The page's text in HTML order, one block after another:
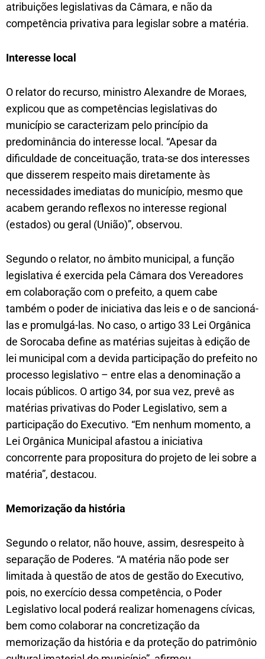
atribuições legislativas da Câmara, e não da
competência privativa para legislar sobre a matéria.
Interesse local
O relator do recurso, ministro Alexandre de Moraes,
explicou que as competências legislativas do
município se caracterizam pelo princípio da
predominância do interesse local. “Apesar da
dificuldade de conceituação, trata-se dos interesses
que disserem respeito mais diretamente às
necessidades imediatas do município, mesmo que
acabem gerando reflexos no interesse regional
(estados) ou geral (União)”, observou.
Segundo o relator, no âmbito municipal, a função
legislativa é exercida pela Câmara dos Vereadores
em colaboração com o prefeito, a quem cabe
também o poder de iniciativa das leis e o de sancioná-
las e promulgá-las. No caso, o artigo 33 Lei Orgânica
de Sorocaba define as matérias sujeitas à edição de
lei municipal com a devida participação do prefeito no
processo legislativo – entre elas a denominação a
locais públicos. O artigo 34, por sua vez, prevê as
matérias privativas do Poder Legislativo, sem a
participação do Executivo. “Em nenhum momento, a
Lei Orgânica Municipal afastou a iniciativa
concorrente para propositura do projeto de lei sobre a
matéria”, destacou.
Memorização da história
Segundo o relator, não houve, assim, desrespeito à
separação de Poderes. “A matéria não pode ser
limitada à questão de atos de gestão do Executivo,
pois, no exercício dessa competência, o Poder
Legislativo local poderá realizar homenagens cívicas,
bem como colaborar na concretização da
memorização da história e da proteção do patrimônio